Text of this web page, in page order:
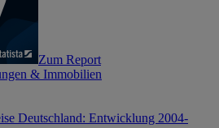
Zum Report
& Immobilien
Deutschland: Entwicklung 2004-